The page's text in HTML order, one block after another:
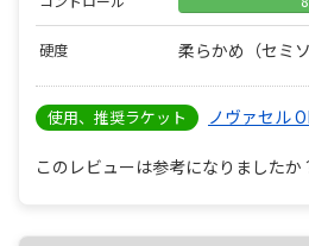
硬度 柔らかめ（セミソ
使用、推奨ラケット ノヴァセル
このレビューは参考になりましたか